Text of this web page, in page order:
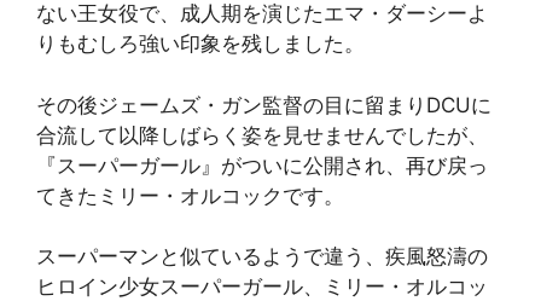
ない王女役で、成人期を演じたエマ・ダーシーよ
りもむしろ強い印象を残しました。
その後ジェームズ・ガン監督の目に留まりDCUに
合流して以降しばらく姿を見せませんでしたが、
『スーパーガール』がついに公開され、再び戻っ
てきたミリー・オルコックです。
スーパーマンと似ているようで違う、疾風怒濤の
ヒロイン少女スーパーガール、ミリー・オルコッ